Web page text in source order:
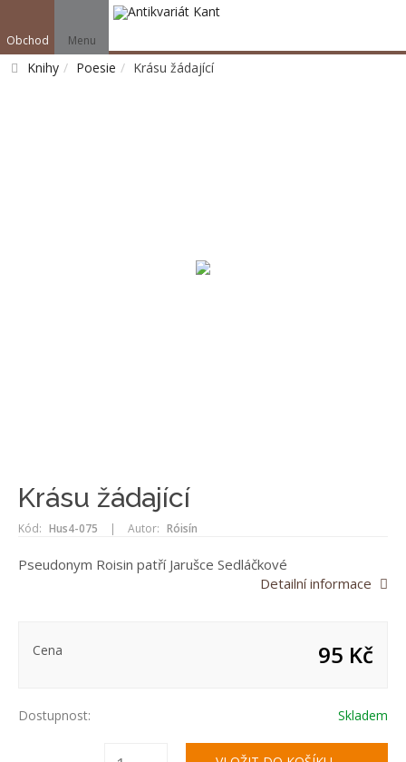
Obchod Menu
Knihy Poesie Krásu žádající
Krásu žádající
Kód: Hus4-075 | Autor: Róisín
Pseudonym Roisin patří Jarušce Sedláčkové
Detailní informace
Cena 95 Kč
Dostupnost: Skladem